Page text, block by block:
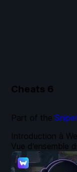
Cheats 6
Introduction à
Vue d’ensemble
Part of the